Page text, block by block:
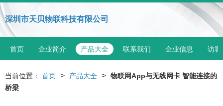
深圳市天贝物联科技有限公司
首页 企业简介 产品大全 联系我们 企业信息 访客
当前位置： 首页 > 产品大全 > 物联网App与无线网卡 智能连接的
桥梁